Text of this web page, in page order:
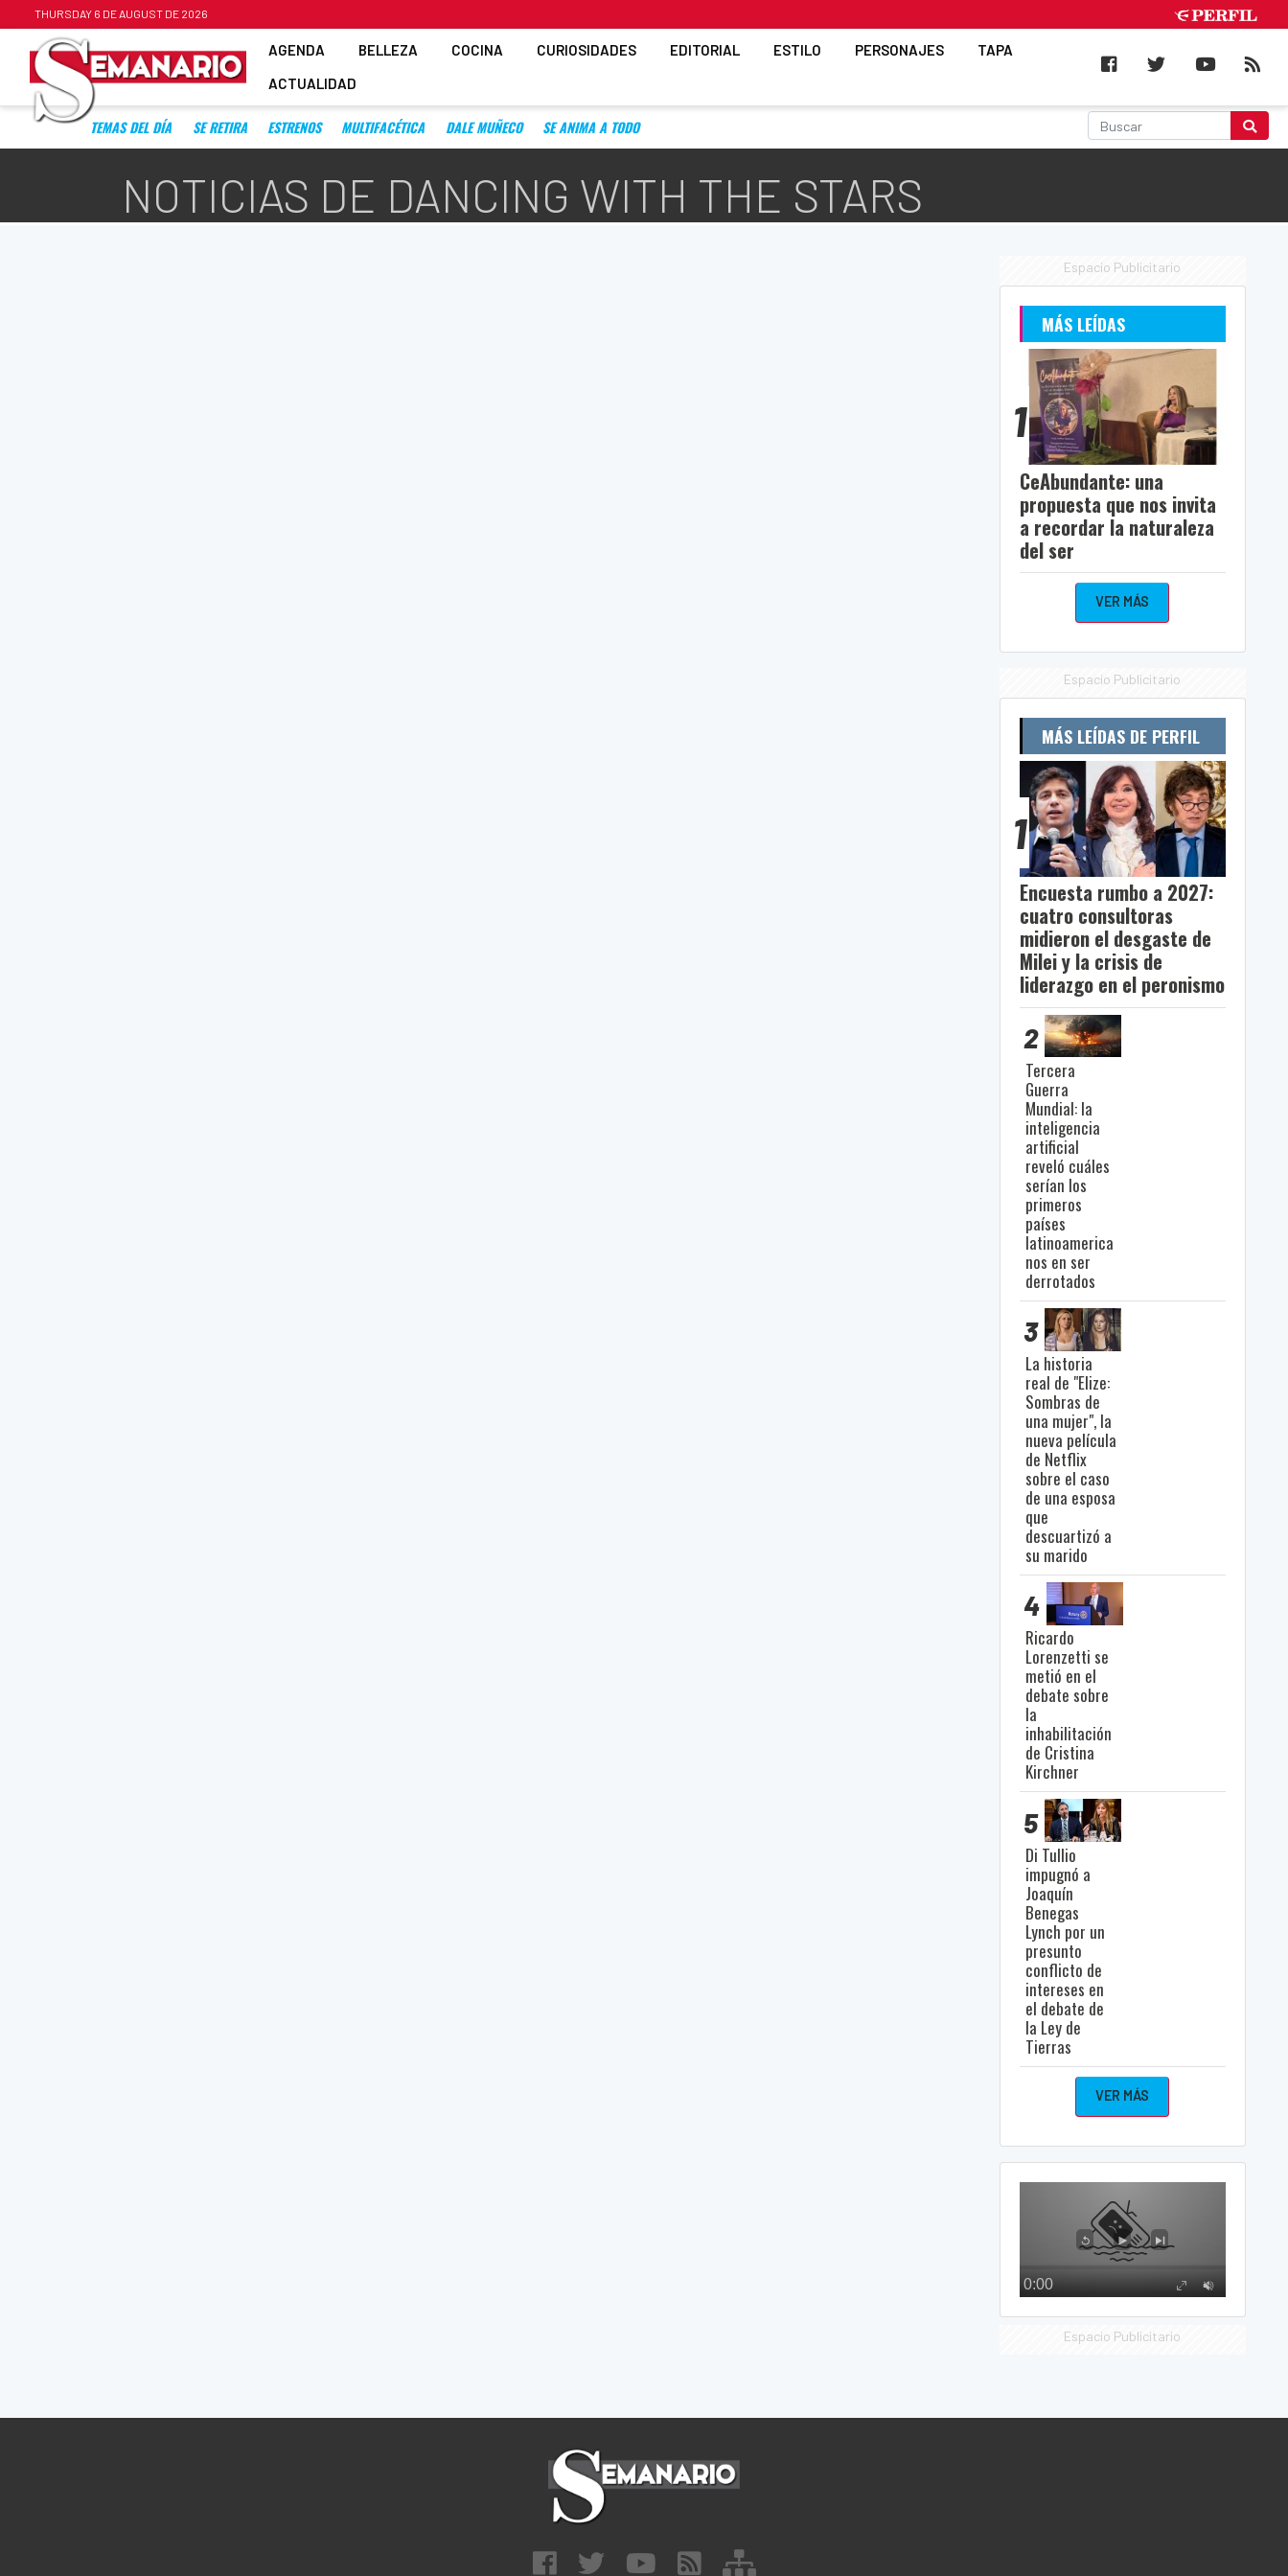
THURSDAY 6 DE AUGUST DE 2026
AGENDA BELLEZA COCINA CURIOSIDADES EDITORIAL ESTILO PERSONAJES
TAPA
ACTUALIDAD
TEMAS DEL DÍA SE RETIRA ESTRENOS MULTIFACÉTICA DALE MUÑECO SE ANIMA A TODO
NOTICIAS DE DANCING WITH THE STARS
Espacio Publicitario
MÁS LEÍDAS
1
CeAbundante: una
propuesta que nos invita
a recordar la naturaleza
del ser
VER MÁS
Espacio Publicitario
MÁS LEÍDAS DE PERFIL
1
Encuesta rumbo a 2027:
cuatro consultoras
midieron el desgaste de
Milei y la crisis de
liderazgo en el peronismo
2
Tercera
Guerra
Mundial: la
inteligencia
artificial
reveló cuáles
serían los
primeros
países
latinoamerica
nos en ser
derrotados
3
La historia
real de "Elize:
Sombras de
una mujer", la
nueva película
de Netflix
sobre el caso
de una esposa
que
descuartizó a
su marido
4
Ricardo
Lorenzetti se
metió en el
debate sobre
la
inhabilitación
de Cristina
Kirchner
5
Di Tullio
impugnó a
Joaquín
Benegas
Lynch por un
presunto
conflicto de
intereses en
el debate de
la Ley de
Tierras
VER MÁS
Espacio Publicitario